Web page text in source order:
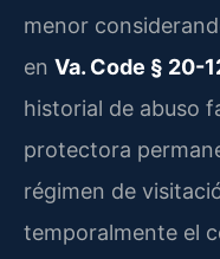
menor
en Va. Code § 20-
historial de abuso
protectora
régimen de
temporalmente el